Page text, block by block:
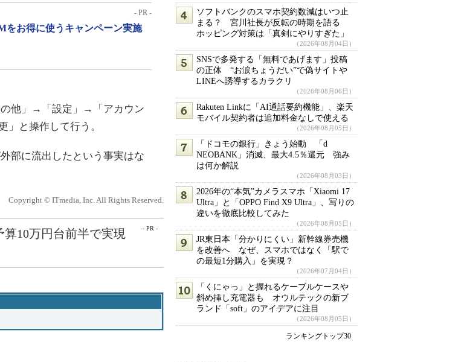
- PR -
をお得に使うキャンペーン実施
他」→「設定」→「アカウン
と操作して行う。
部に流出したという事実はな
Copyright © ITmedia, Inc. All Rights Reserved.
- PR -
算10万円台前半で実現
ソフトバンクのスマホ契約数減はいつ止
まる？ 宮川社長が反転の時期を語る
ホッピング対策は「真剣にやりすぎた」
（2026年08月04日）
SNSで多発する「無料であげます」投稿
の正体 “お涙ちょうだい”で偽サイトや
LINEへ誘導するカラクリ
（2026年08月06日）
Rakuten Linkに「AI通話要約機能」、楽天
モバイル契約者は追加料金なしで使える
（2026年08月05日）
「ドコモの銀行」きょう始動 「d
NEOBANK」消滅、最大4.5％還元 強み
は何か解説
（2026年08月03日）
2026年の“本気”カメラスマホ「Xiaomi 17
Ultra」と「OPPO Find X9 Ultra」、写りの
違いを徹底比較してみた
（2026年08月05日）
JR東日本「分かりにくい」新幹線券売機
を改善へ なぜ、スマホではなく「駅で
の最短1分購入」を実現？
（2026年07月04日）
「くにゃっ」と握れるケーブルケースや
斜め挿し充電器も オウルテックの新ブ
ランド「soft」のアイデアに注目
（2026年08月05日）
ランキングトップ30